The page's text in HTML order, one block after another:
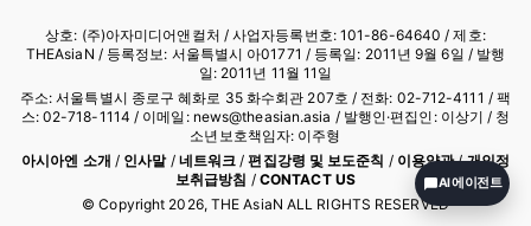
상호: (주)아자미디어앤컬처 /사업자등록번호: 101-86-64640 / 제호:
THEAsiaN / 등록정보: 서울특별시 아01771 / 등록일: 2011년 9월 6일 / 발행
일: 2011년 11월 11일
주소: 서울특별시 종로구 혜화로 35 화수회관 207호 / 전화: 02-712-4111 / 팩
스: 02-718-1114 / 이메일: news@theasian.asia / 발행인·편집인: 이상기 / 청
소년보호책임자: 이주형
아시아엔 소개 / 인사말/ 네트워크 /편집강령 및 보도준칙 / 이용약관/개인정
보취급방침 / CONTACT US
© Copyright 2026, THE AsiaN ALL RIGHTS RESERVED
AI 에이전트